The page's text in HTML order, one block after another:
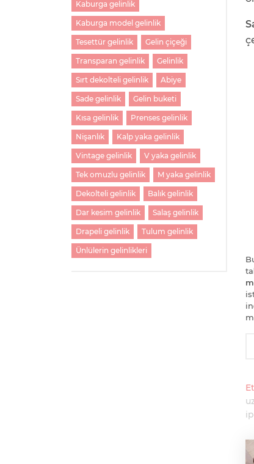
Kaburga gelinlik
Kaburga model gelinlik
Tesettür gelinlik Gelin çiçeği
Transparan gelinlik Gelinlik
Sırt dekolteli gelinlik Abiye
Sade gelinlik Gelin buketi
Kısa gelinlik Prenses gelinlik
Nişanlık Kalp yaka gelinlik
Vintage gelinlik V yaka gelinlik
Tek omuzlu gelinlik M yaka gelinlik
Dekolteli gelinlik Balık gelinlik
Dar kesim gelinlik Salaş gelinlik
Drapeli gelinlik Tulum gelinlik
Ünlülerin gelinlikleri